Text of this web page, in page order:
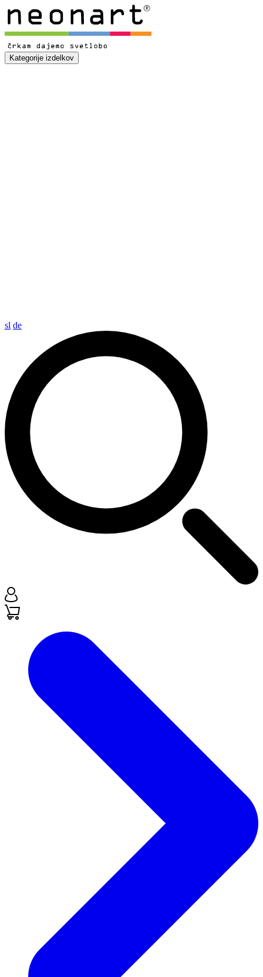
Kategorije izdelkov
sl de